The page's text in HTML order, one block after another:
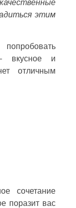
этим
вкусное и
отличным
сочетание
поразит вас